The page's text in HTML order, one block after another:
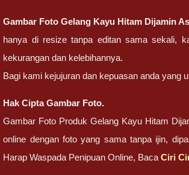
Gambar FotoGelang Kayu Hitam Dijamin
hanya di resize tanpa editan sama sekali,
kekurangan dan kelebihannya.
Bagi kami kejujuran dan kepuasan anda yang
Hak Cipta Gambar Foto.
Gambar Foto Produk Gelang Kayu Hitam
online dengan foto yang sama tanpa ijin,
Harap Waspada Penipuan Online, BacaCiri